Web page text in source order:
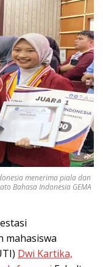
menerima piala dan
Bahasa Indonesia GEMA
mahasiswa
Dwi Kartika,